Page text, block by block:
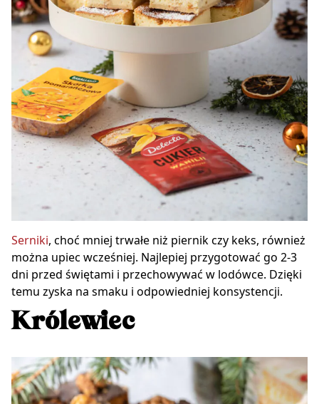
Serniki, choć mniej trwałe niż piernik czy keks, również
można upiec wcześniej. Najlepiej przygotować go 2-3
dni przed świętami i przechowywać w lodówce. Dzięki
temu zyska na smaku i odpowiedniej konsystencji.
Królewiec